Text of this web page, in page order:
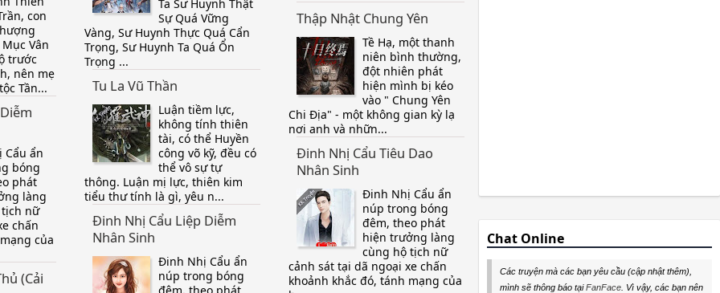
con
Vân
trước
nên mẹ
Tần...
ẩn
bóng
phát
làng
nữ
chấn
của
(Cải
Ta Sư Huynh Thật
Sự Quá Vững
Vàng, Sư Huynh Thực Quá Cẩn
Trọng, Sư Huynh Ta Quá Ổn
Trọng ...
Tu La Vũ Thần
Luận tiềm lực,
không tính thiên
tài, có thể Huyền
công võ kỹ, đều có
thể vô sự tự
thông. Luận mị lực, thiên kim
tiểu thư tính là gì, yêu n...
Đinh Nhị Cẩu Liệp Diễm
Nhân Sinh
Đinh Nhị Cẩu ẩn
núp trong bóng
Thập Nhật Chung Yên
Tề Hạ, một thanh
niên bình thường,
đột nhiên phát
hiện mình bị kéo
vào " Chung Yên
Chi Địa" - một không gian kỳ lạ
nơi anh và nhữn...
Đinh Nhị Cẩu Tiêu Dao
Nhân Sinh
Đinh Nhị Cẩu ẩn
núp trong bóng
đêm, theo phát
hiện trưởng làng
cùng hộ tịch nữ
cảnh sát tại dã ngoại xe chấn
khoảnh khắc đó, tánh mạng của
Chat Online
Các truyện mà các bạn yêu cầu (cập nhật thêm),
mình sẽ thông báo tạiFanFace . Vì vậy, các bạn nên